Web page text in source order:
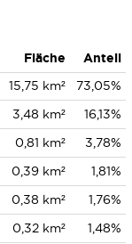
Fläche
Anteil
15,75 km²
73,05%
3,48 km²
16,13%
0,81 km²
3,78%
0,39 km²
1,81%
0,38 km²
1,76%
0,32 km² 1,48%